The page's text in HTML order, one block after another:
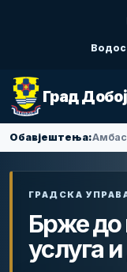
Град Добој
Обавјештења:
ГРАДСКА
Брже
услуга